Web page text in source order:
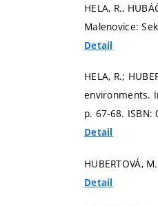
HELA, R.,
Malenovice:
Detail
HELA, R.;
environments.
p. 67-68. ISBN:
Detail
HUBERTOVÁ,
Detail